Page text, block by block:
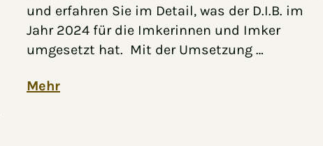
und erfahren Sie im Detail, was der D.I.B. im
Jahr 2024 für die Imkerinnen und Imker
umgesetzt hat. Mit der Umsetzung …
Mehr